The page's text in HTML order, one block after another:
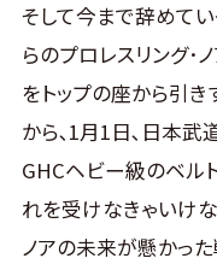
そして今まで辞めて
らのプロレスリング･
をトップの座から引
から､1月1日､日本武
GHCヘビー級のベル
れを受けなきゃいけ
ノアの未来が懸かっ